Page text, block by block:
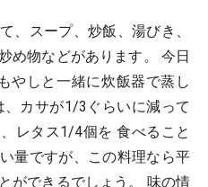
、スープ、炒飯、湯びき、
め物などがあります。 今日
やしと一緒に炊飯器で蒸し
カサが1/3ぐらいに減って
レタス1/4個を 食べること
量ですが、この料理なら平
ができるでしょう。 味の情